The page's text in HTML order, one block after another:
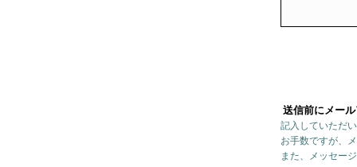
送信前にメー
記入していただ
お手数ですが、
また、メッセー